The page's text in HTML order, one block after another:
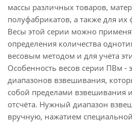
массы различных товаров,
полуфабрикатов, а также для их
Весы этой серии можно
определения количества
весовым методом и для учёта
Особенность весов серии ПВм -
диапазонов взвешивания,
собой пределами взвешивания
отсчёта. Нужный диапазон
вручную, нажатием